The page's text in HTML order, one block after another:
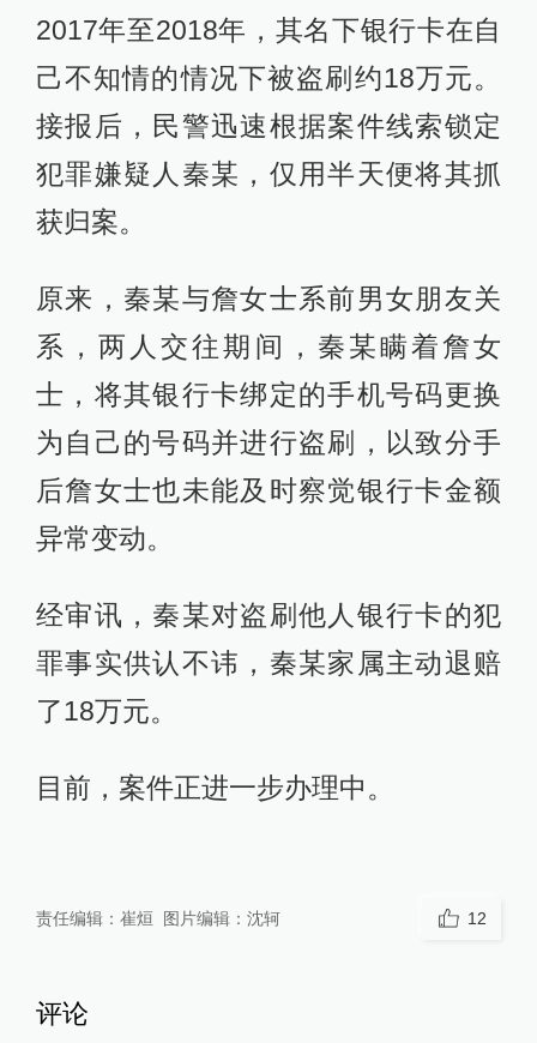
2017年至2018年，其名下银行卡在自
己不知情的情况下被盗刷约18万元。
接报后，民警迅速根据案件线索锁定
犯罪嫌疑人秦某，仅用半天便将其抓
获归案。
原来，秦某与詹女士系前男女朋友关
系，两人交往期间，秦某瞒着詹女
士，将其银行卡绑定的手机号码更换
为自己的号码并进行盗刷，以致分手
后詹女士也未能及时察觉银行卡金额
异常变动。
经审讯，秦某对盗刷他人银行卡的犯
罪事实供认不讳，秦某家属主动退赔
了18万元。
目前，案件正进一步办理中。
责任编辑： 崔烜 图片编辑： 沈轲 12
评论